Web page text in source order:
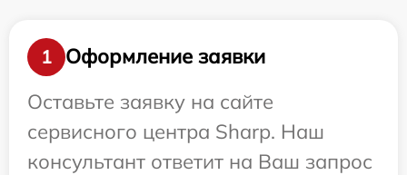
1
Оформление заявки
Оставьте заявку на сайте
сервисного центра Sharp. Наш
консультант ответит на Ваш запрос